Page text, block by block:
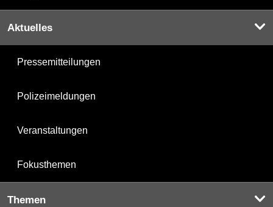
Aktuelles
Pressemitteilungen
Polizeimeldungen
Veranstaltungen
Fokusthemen
Themen